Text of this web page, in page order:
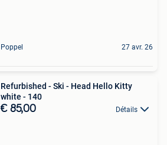
Poppel 27 avr. 26
Refurbished - Ski - Head Hello Kitty
white - 140
€ 85,00 Détails